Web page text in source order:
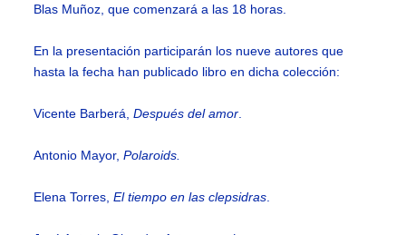
Blas Muñoz, que comenzará a las 18 horas.
En la presentación participarán los nueve autores que
hasta la fecha han publicado libro en dicha colección:
Vicente Barberá,Después del amor
Antonio Mayor,Polaroids.
Elena Torres,El tiempo en las clepsidras